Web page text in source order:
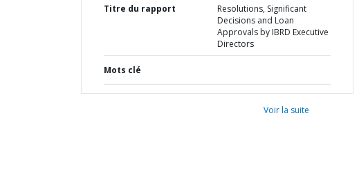
Titre du rapport
Resolutions, Significant
Decisions and Loan
Approvals by IBRD Executive
Directors
Mots clé
Voir la suite